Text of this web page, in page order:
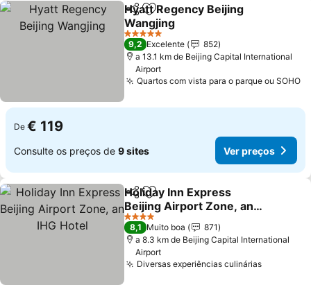
PartilharAdicionar aos favoritos
Hyatt Regency Beijing
Wangjing
5 Estrelas
9,2 Excelente
852
a 13.1 km de Beijing Capital International
Airport
Quartos com vista para o parque ou SOHO
De € 119
Consulte os preços de 9 sites Ver preços
PartilharAdicionar aos favoritos
Holiday Inn Express
Beijing Airport Zone, an
IHG Hotel
4 Estrelas
8,1 Muito boa
871
a 8.3 km de Beijing Capital International
Airport
Diversas experiências culinárias